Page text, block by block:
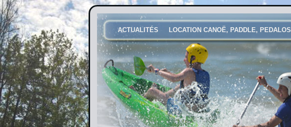
ACTUALITÉS LOCATION CANOË, PADDLE, PEDALOS